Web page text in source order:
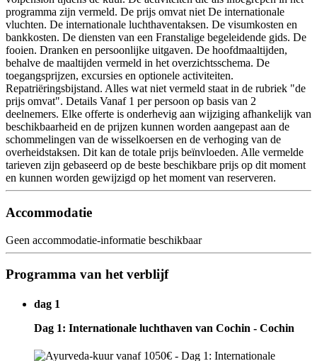
programma zijn vermeld. De prijs omvat niet De internationale
vluchten. De internationale luchthaventaksen. De visumkosten en
bankkosten. De diensten van een Franstalige begeleidende gids. De
fooien. Dranken en persoonlijke uitgaven. De hoofdmaaltijden,
behalve de maaltijden vermeld in het overzichtsschema. De
toegangsprijzen, excursies en optionele activiteiten.
Repatriëringsbijstand. Alles wat niet vermeld staat in de rubriek "de
prijs omvat". Details Vanaf 1 per persoon op basis van 2
deelnemers. Elke offerte is onderhevig aan wijziging afhankelijk van
beschikbaarheid en de prijzen kunnen worden aangepast aan de
schommelingen van de wisselkoersen en de verhoging van de
overheidstaksen. Dit kan de totale prijs beïnvloeden. Alle vermelde
tarieven zijn gebaseerd op de beste beschikbare prijs op dit moment
en kunnen worden gewijzigd op het moment van reserveren.
Accommodatie
Geen accommodatie-informatie beschikbaar
Programma van het verblijf
dag 1
Dag 1: Internationale luchthaven van Cochin - Cochin